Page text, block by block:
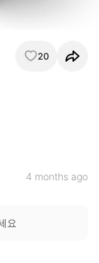
20
4 months ago
요